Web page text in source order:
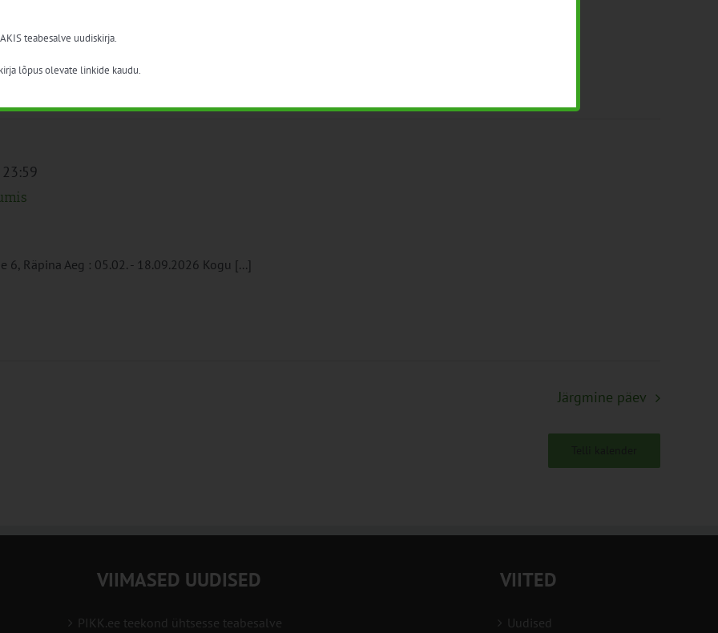
Tartus. Vali omale [...]
6, Räpina Aeg : 05.02. - 18.09.2026 Kogu [...]
Järgmine päev
VIIMASED UUDISED
PIKK.ee teekond ühtsesse teabesalve
VIITED
Uudised
teabesalve uudiskirja.
lõpus olevate linkide kaudu.